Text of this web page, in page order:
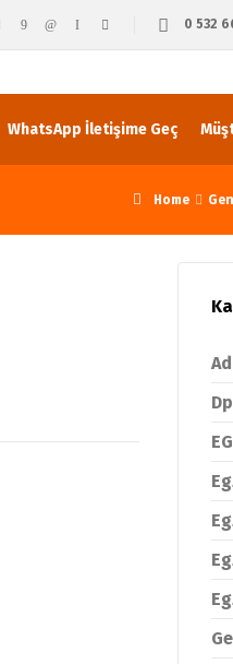
0 532
WhatsApp İletişime Geç
Home